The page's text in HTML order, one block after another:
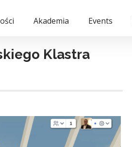
Akademia Events
Klastra